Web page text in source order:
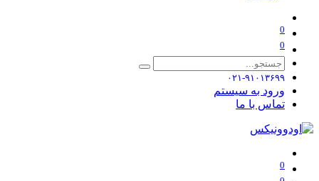
0
0
۰۲۱-۹۱۰۱۳۶۹۹
ورود به سیستم
تماس با ما
0